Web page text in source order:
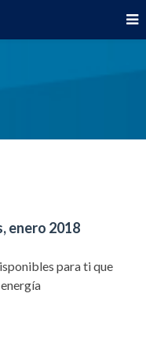
enero 2018
para ti que